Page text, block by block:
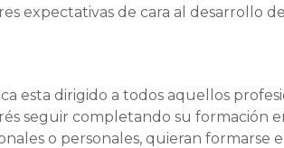
expectativas de cara al desarrollo
esta dirigido a todos aquellos
seguir completando su formación
o personales, quieran formarse